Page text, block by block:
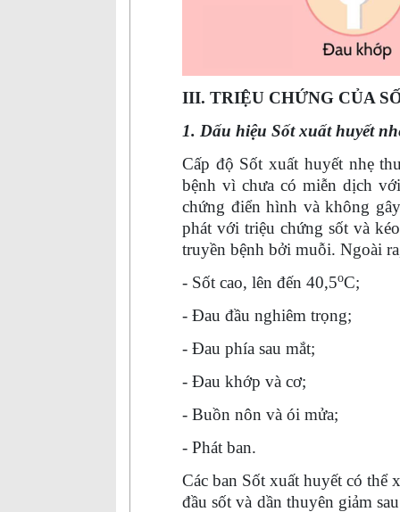
III. TRIỆU CHỨNG CỦA
1. Dấu hiệu Sốt xuất huyết
Cấp độ Sốt xuất huyết nhẹ
bệnh vì chưa có miễn dịch
chứng điển hình và không
phát với triệu chứng sốt và
truyền bệnh bởi muỗi. Ngoài
- Sốt cao, lên đến 40,5oC;
- Đau đầu nghiêm trọng;
- Đau phía sau mắt;
- Đau khớp và cơ;
- Buồn nôn và ói mửa;
- Phát ban.
Các ban Sốt xuất huyết có thể
đầu sốt và dần thuyên giảm